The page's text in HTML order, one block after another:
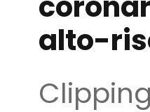
alto-